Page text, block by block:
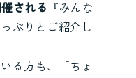
される 『みんな
ぷりとご紹介し
る方も、「ちょ